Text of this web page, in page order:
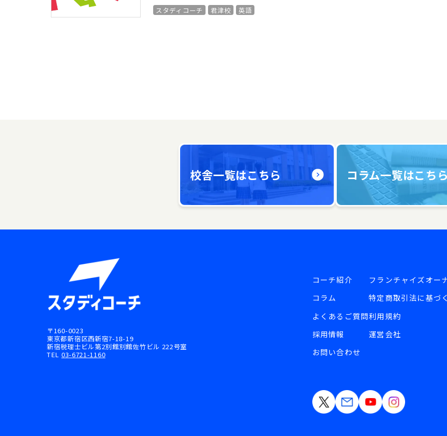
スタディコーチ 君津校 英語
校舎一覧はこちら コラム一覧はこち
〒160-0023
東京都新宿区西新宿7-18-19
新宿税理士ビル第2別館別館佐竹ビル 222号室
TEL 03-6721-1160
コーチ紹介
コラム
よくあるご質問
採用情報
お問い合わせ
フランチャイズオー
特定商取引法に基づ
利用規約
運営会社